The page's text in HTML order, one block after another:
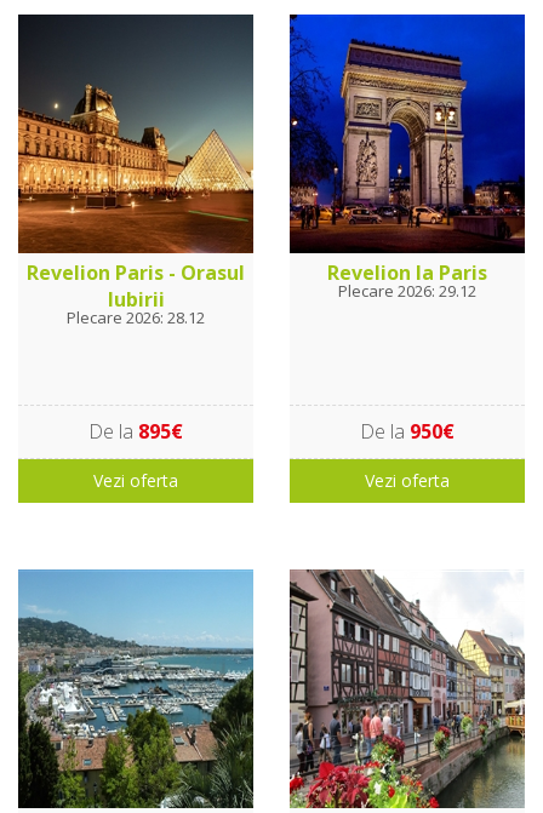
Revelion Paris - Orasul
Iubirii
Plecare 2026: 28.12
De la 895€
Vezi oferta
Revelion la Paris
Plecare 2026: 29.12
De la 950€
Vezi oferta